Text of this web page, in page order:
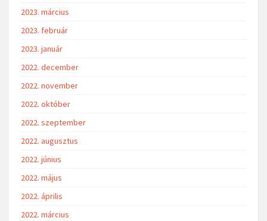
2023. március
2023. február
2023. január
2022. december
2022. november
2022. október
2022. szeptember
2022. augusztus
2022. június
2022. május
2022. április
2022. március